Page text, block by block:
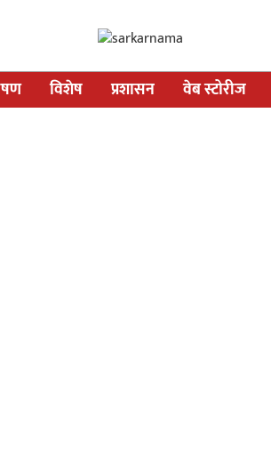
विशेष प्रशासन वेब स्टोरीज